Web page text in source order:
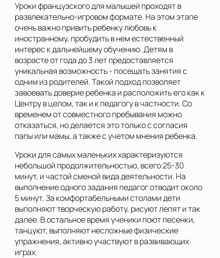
Уроки французского для малышей проходят в
развлекательно-игровом формате. На этом этапе
очень важно привить ребенку любовь к
иностранному, пробудить в нем естественный
интерес к дальнейшему обучению. Детям в
возрасте от года до 3 лет предоставляется
уникальная возможность - посещать занятия с
одним из родителей. Такой подход позволяет
завоевать доверие ребенка и расположить его как к
Центру в целом, так и к педагогу в частности. Со
временем от совместного пребывания можно
отказаться, но делается это только с согласия
папы или мамы, а также с учетом мнения ребенка.
Уроки для самых маленьких характеризуются
небольшой продолжительностью, всего 25-30
минут, и частой сменой вида деятельности. На
выполнение одного задания педагог отводит около
5 минут. За комфортабельными столами дети
выполняют творческую работу, рисуют лепят и так
далее. В остальное время ученики поют песенки,
танцуют, выполняют несложные физические
упражнения, активно участвуют в развивающих
играх.